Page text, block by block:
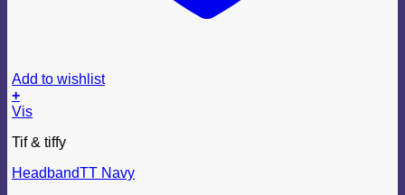
Add to wishlist
+
Vis
Tif & tiffy
HeadbandTT Navy